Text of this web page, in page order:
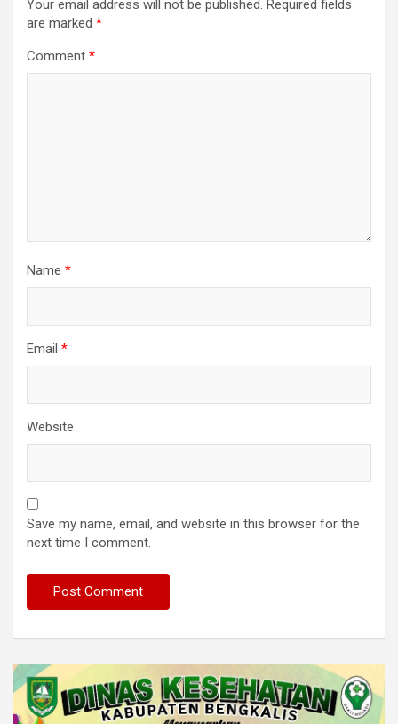
Your email address will not be published. Required fields
are marked *
Comment *
Name *
Email *
Website
Save my name, email, and website in this browser for the
next time I comment.